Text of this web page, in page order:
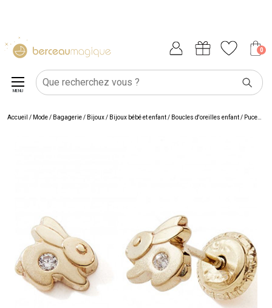
0
MENU
Accueil / Mode / Bagagerie/ Bijoux/ Bijoux bébé et enfant/ Boucles d'oreilles enfant/ Puces d'oreilles